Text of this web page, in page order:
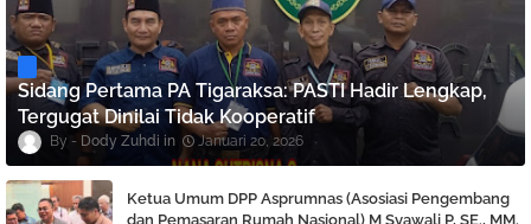
Sidang Pertama PA Tigaraksa: PASTI Hadir Lengkap,
Tergugat Dinilai Tidak Kooperatif
Dody Zuhdi Januari 20, 2026
Ketua Umum DPP Asprumnas (Asosiasi Pengembang
dan Pemasaran Rumah Nasional) M Syawali P, SE., MM.